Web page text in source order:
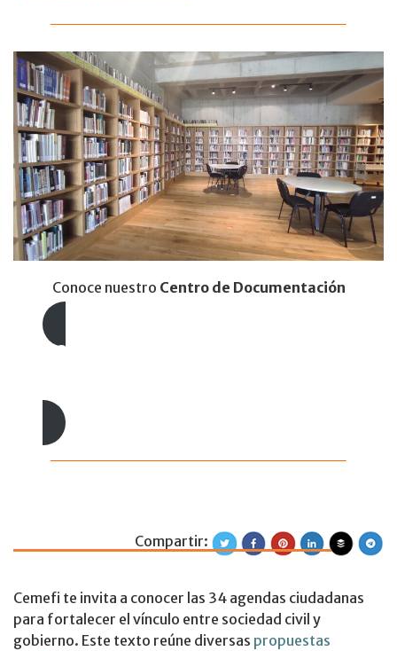
Conoce nuestro Centro de Documentación
Lecturas recomendadas
Propuestas
Compartir:
Cemefi te invita a conocer las 34 agendas ciudadanas
para fortalecer el vínculo entre sociedad civil y
gobierno. Este texto reúne diversas propuestas